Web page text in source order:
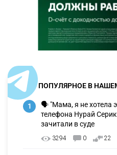
ПОПУЛЯРНОЕ В
1
🗣 "Мама, я не хотела
телефона Нурай
зачитали в суде
3294 0 22